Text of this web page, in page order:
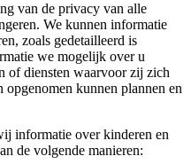
van de privacy van alle
We kunnen informatie
zoals gedetailleerd is
we mogelijk over u
of diensten waarvoor zij zich
kunnen plannen en
informatie over kinderen en
de volgende manieren: